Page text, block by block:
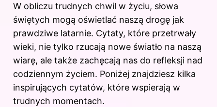
W obliczu trudnych chwil w życiu, słowa
świętych mogą oświetlać naszą drogę jak
prawdziwe latarnie. Cytaty, które przetrwały
wieki, nie tylko rzucają nowe światło na naszą
wiarę, ale także zachęcają nas do refleksji nad
codziennym życiem. Poniżej znajdziesz kilka
inspirujących cytatów, które wspierają w
trudnych momentach.